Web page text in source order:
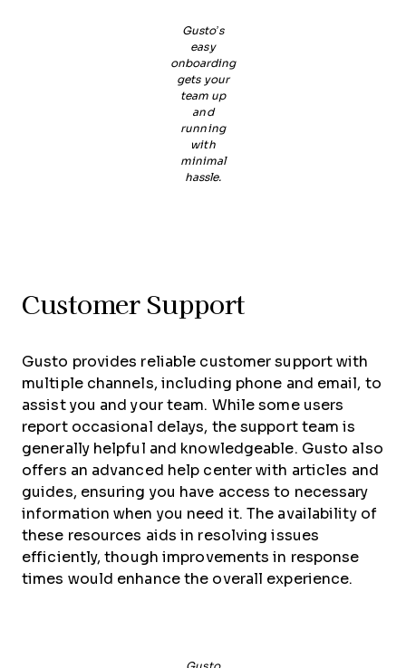
Gusto’s
easy
onboarding
gets your
team up
and
running
with
minimal
hassle.
Customer Support
Gusto provides reliable customer support with
multiple channels, including phone and email, to
assist you and your team. While some users
report occasional delays, the support team is
generally helpful and knowledgeable. Gusto also
offers an advanced help center with articles and
guides, ensuring you have access to necessary
information when you need it. The availability of
these resources aids in resolving issues
efficiently, though improvements in response
times would enhance the overall experience.